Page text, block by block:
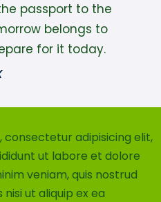
passport to the
belongs to
for it today.
consectetur adipisicing elit,
ut labore et dolore
veniam, quis nostrud
ut aliquip ex ea